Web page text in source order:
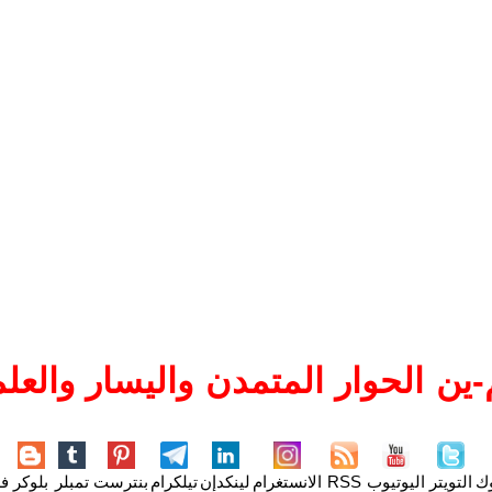
الحوار المتمدن واليسار
التويتر اليوتيوب RSS الانستغرام لينكدإنتيلكرام بنترست تمبلر بلوكر